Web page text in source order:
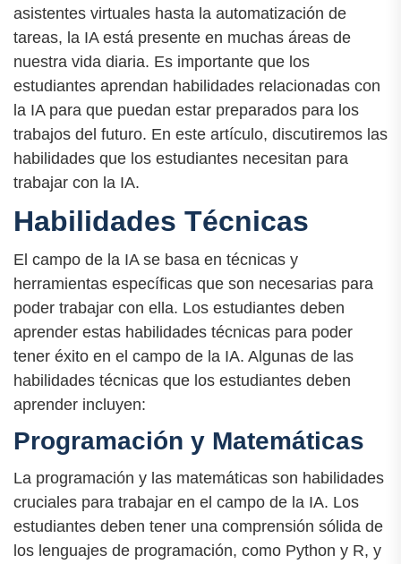
asistentes virtuales hasta la automatización de
tareas, la IA está presente en muchas áreas de
nuestra vida diaria. Es importante que los
estudiantes aprendan habilidades relacionadas con
la IA para que puedan estar preparados para los
trabajos del futuro. En este artículo, discutiremos las
habilidades que los estudiantes necesitan para
trabajar con la IA.
Habilidades Técnicas
El campo de la IA se basa en técnicas y
herramientas específicas que son necesarias para
poder trabajar con ella. Los estudiantes deben
aprender estas habilidades técnicas para poder
tener éxito en el campo de la IA. Algunas de las
habilidades técnicas que los estudiantes deben
aprender incluyen:
Programación y Matemáticas
La programación y las matemáticas son habilidades
cruciales para trabajar en el campo de la IA. Los
estudiantes deben tener una comprensión sólida de
los lenguajes de programación, como Python y R, y